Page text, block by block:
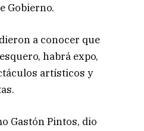
Gobierno.
a conocer que
habrá expo,
artísticos y
Gastón Pintos, dio